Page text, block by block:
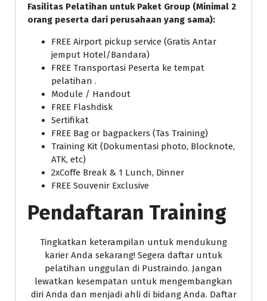
Fasilitas Pelatihan untuk Paket Group (Minimal 2
orang peserta dari perusahaan yang sama):
FREE Airport pickup service (Gratis Antar
jemput Hotel/Bandara)
FREE Transportasi Peserta ke tempat
pelatihan .
Module / Handout
FREE Flashdisk
Sertifikat
FREE Bag or bagpackers (Tas Training)
Training Kit (Dokumentasi photo, Blocknote,
ATK, etc)
2xCoffe Break & 1 Lunch, Dinner
FREE Souvenir Exclusive
Pendaftaran Training
Tingkatkan keterampilan untuk mendukung
karier Anda sekarang! Segera daftar untuk
pelatihan unggulan di Pustraindo. Jangan
lewatkan kesempatan untuk mengembangkan
diri Anda dan menjadi ahli di bidang Anda. Daftar